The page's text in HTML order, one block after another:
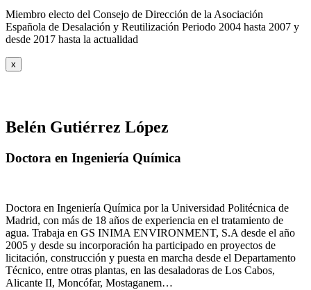
Miembro electo del Consejo de Dirección de la Asociación
Española de Desalación y Reutilización Periodo 2004 hasta 2007 y
desde 2017 hasta la actualidad
x
Belén Gutiérrez López
Doctora en Ingeniería Química
Doctora en Ingeniería Química por la Universidad Politécnica de
Madrid, con más de 18 años de experiencia en el tratamiento de
agua. Trabaja en GS INIMA ENVIRONMENT, S.A desde el año
2005 y desde su incorporación ha participado en proyectos de
licitación, construcción y puesta en marcha desde el Departamento
Técnico, entre otras plantas, en las desaladoras de Los Cabos,
Alicante II, Moncófar, Mostaganem…